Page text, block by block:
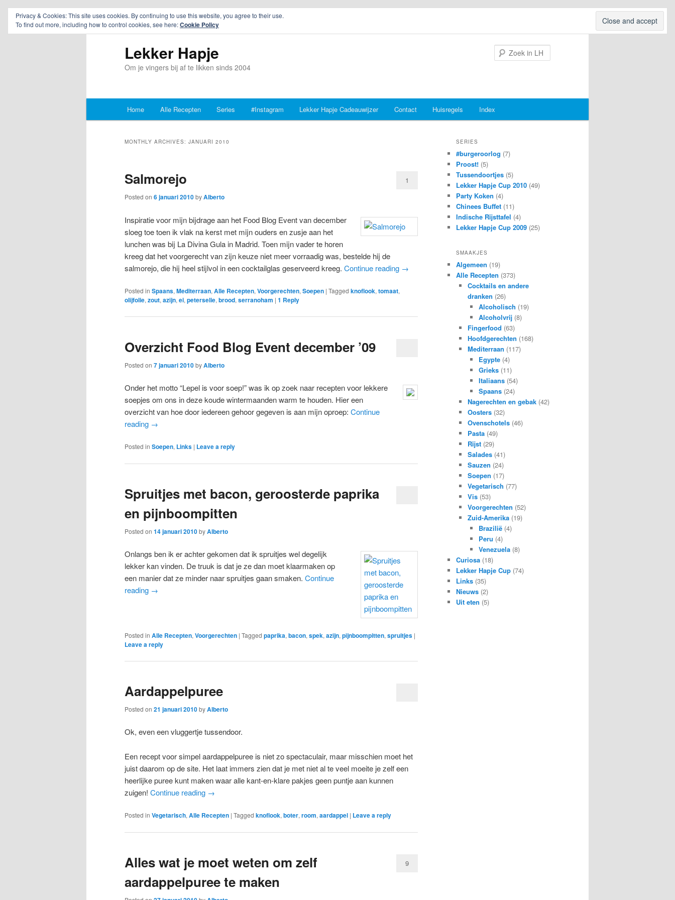
Lekker Hapje
Om je vingers bij af te likken sinds 2004
Skip
content
Skip
content
Home Alle Recepten Series #Instagram Lekker Hapje Cadeauwijzer Contact Huisregels Index
MONTHLY ARCHIVES: JANUARI 2010
Salmorejo
Posted on 6 januari 2010byAlberto
1
Inspiratie voor mijn bijdrage aan het Food Blog Event van december
sloeg toe toen ik vlak na kerst met mijn ouders en zusje aan het
lunchen was bij La Divina Gula in Madrid. Toen mijn vader te horen
kreeg dat het voorgerecht van zijn keuze niet meer vorraadig was, bestelde hij de
salmorejo, die hij heel stijlvol in een cocktailglas geserveerd kreeg. Continue reading →
Posted in Spaans, Mediterraan, Alle Recepten, Voorgerechten, Soepen | Tagged knoflook, tomaat,
olijfolie, zout, azijn, ei, peterselie, brood, serranoham | 1 Reply
Overzicht Food Blog Event december ’09
Posted on 7 januari 2010byAlberto
Onder het motto “Lepel is voor soep!” was ik op zoek naar recepten voor lekkere
soepjes om ons in deze koude wintermaanden warm te houden. Hier een
overzicht van hoe door iedereen gehoor gegeven is aan mijn oproep: Continue
reading →
Posted in Soepen, Links | Leave a reply
Spruitjes met bacon, geroosterde paprika
en pijnboompitten
Posted on 14 januari 2010byAlberto
Onlangs ben ik er achter gekomen dat ik spruitjes wel degelijk
lekker kan vinden. De truuk is dat je ze dan moet klaarmaken op
een manier dat ze minder naar spruitjes gaan smaken. Continue
reading →
Posted in Alle Recepten, Voorgerechten | Tagged paprika, bacon, spek, azijn, pijnboompitten, spruitjes |
Leave a reply
Aardappelpuree
Posted on 21 januari 2010byAlberto
Ok, even een vluggertje tussendoor.
Een recept voor simpel aardappelpuree is niet zo spectaculair, maar misschien moet het
juist daarom op de site. Het laat immers zien dat je met niet al te veel moeite je zelf een
heerlijke puree kunt maken waar alle kant-en-klare pakjes geen puntje aan kunnen
zuigen! Continue reading →
Posted in Vegetarisch, Alle Recepten | Tagged knoflook, boter, room, aardappel | Leave a reply
Alles wat je moet weten om zelf
aardappelpuree te maken
9
SERIES
#burgeroorlog (7)
Proost! (5)
Tussendoortjes (5)
Lekker Hapje Cup 2010 (49)
Party Koken (4)
Chinees Buffet (11)
Indische Rijsttafel (4)
Lekker Hapje Cup 2009 (25)
SMAAKJES
Algemeen (19)
Alle Recepten (373)
Cocktails en andere
dranken (26)
Alcoholisch (19)
Alcoholvrij (8)
Fingerfood (63)
Hoofdgerechten (168)
Mediterraan (117)
Egypte (4)
Grieks (11)
Italiaans (54)
Spaans (24)
Nagerechten en gebak(42)
Oosters(32)
Ovenschotels(46)
Pasta(49)
Rijst(29)
Salades(41)
Sauzen (24)
Soepen (17)
Vegetarisch (77)
Vis(53)
Voorgerechten (52)
Zuid-Amerika(19)
Brazilië (4)
Peru (4)
Venezuela (8)
Curiosa (18)
Lekker Hapje Cup (74)
Links (35)
Nieuws (2)
Uit eten (5)
Privacy & Cookies: This site uses cookies. By continuing to use this website, you agree to their use.
To find out more, including how to control cookies, see here:Cookie Policy